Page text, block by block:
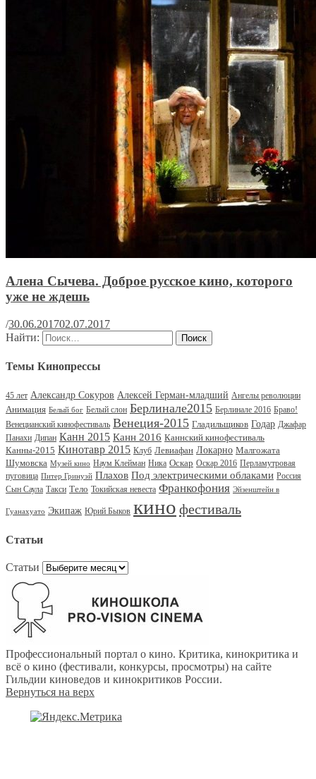
Алена Сычева. Доброе русское кино, которого
уже не ждешь
/30.06.201702.07.2017
Найти:
Темы Кинопрессы
45 лет Александр Сокуров Алексей Герман-младший Ангелы революции
Анимация Белый бог Белый слон Берлинале2015 Берлинале 2016 Браво!
Венецианский кинофестиваль Венеция-2015 Гладильщиков Годар Джафар
Панахи Дипан Канн 2015 Канн 2016 Каннский кинофестиваль
Канны-2015 Кинотавр 2015 Клуб Левиафан Локарно Малгожата
Шумовска Музей кино Наум Клейман Ника Оскар Оскар 2016 Перламутровая
пуговица Питер Гринуэй Плахов Под электрическими облаками Россия
Сын Саула Такси Тело Токийская невеста Франкофония Эйзенштейн в
Гуанахуато Экипаж Юрий Быков кино фестиваль
Статьи
Статьи
Профессиональный портал о кино. Критика, кинокритика и
всё о кино (фестивали, конкурсы, просмотры) на сайте
Гильдии киноведов и кинокритиков России.
Вернуться на верх